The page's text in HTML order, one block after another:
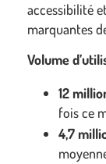
accessibilité
marquantes
Volume
12
fois ce
4,7